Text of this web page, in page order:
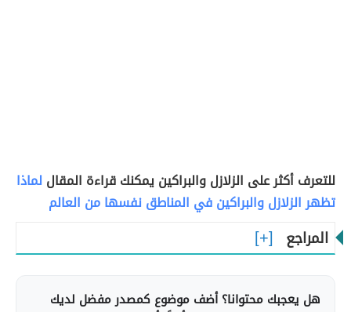
للتعرف أكثر على الزلازل والبراكين يمكنك قراءة المقال لماذا
تظهر الزلازل والبراكين في المناطق نفسها من العالم
المراجع
هل يعجبك محتوانا؟ أضف موضوع كمصدر مفضل لديك